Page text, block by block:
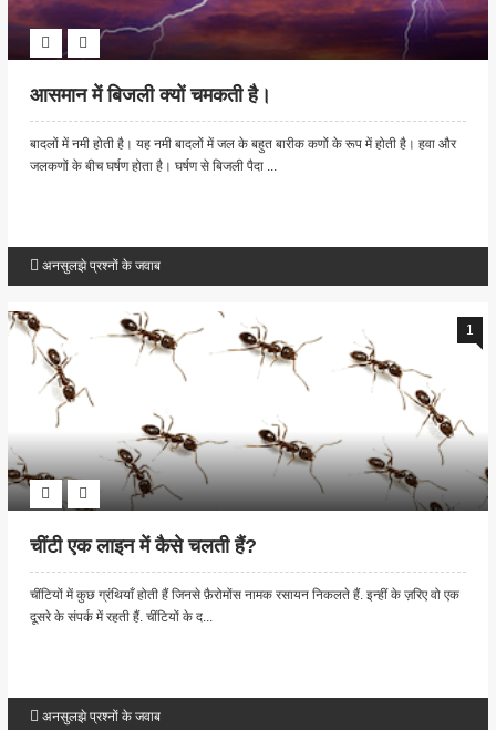
आसमान में बिजली क्यों चमकती है।
बादलों में नमी होती है। यह नमी बादलों में जल के बहुत बारीक कणों के रूप में होती है। हवा और
जलकणों के बीच घर्षण होता है। घर्षण से बिजली पैदा ...
अनसुलझे प्रश्नों के जवाब
1
चींटी एक लाइन में कैसे चलती हैं?
चींटियों में कुछ ग्रंथियाँ होती हैं जिनसे फ़ैरोमोंस नामक रसायन निकलते हैं. इन्हीं के ज़रिए वो एक
दूसरे के संपर्क में रहती हैं. चींटियों के द...
अनसुलझे प्रश्नों के जवाब